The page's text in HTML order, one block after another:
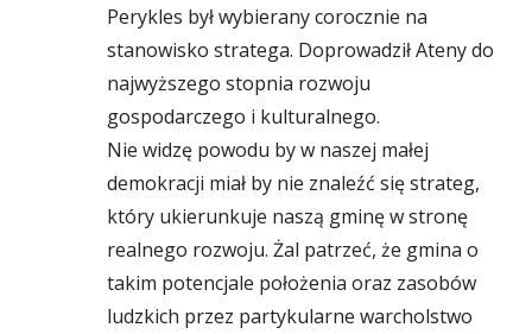
Perykles był wybierany corocznie na
stanowisko stratega. Doprowadził Ateny do
najwyższego stopnia rozwoju
gospodarczego i kulturalnego.
Nie widzę powodu by w naszej małej
demokracji miał by nie znaleźć się strateg,
który ukierunkuje naszą gminę w stronę
realnego rozwoju. Żal patrzeć, że gmina o
takim potencjale położenia oraz zasobów
ludzkich przez partykularne warcholstwo